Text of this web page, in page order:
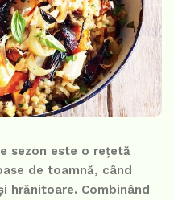
sezon este o rețetă
de toamnă, când
hrănitoare. Combinând